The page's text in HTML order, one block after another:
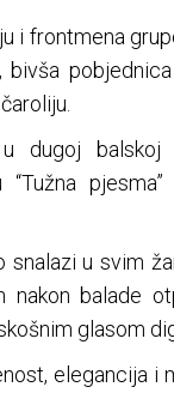
i frontmena
pobjednica
dugoj balskoj
“Tužna
snalazi u svim
nakon balade
glasom
elegancija i